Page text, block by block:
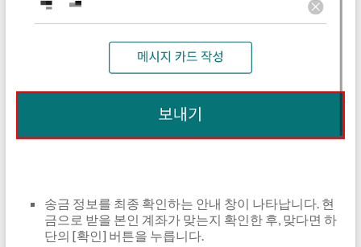
송금 정보를 최종 확인하는 안내 창이 나타납니다. 현
금으로 받을 본인 계좌가 맞는지 확인한 후, 맞다면 하
단의 [확인] 버튼을 누릅니다.